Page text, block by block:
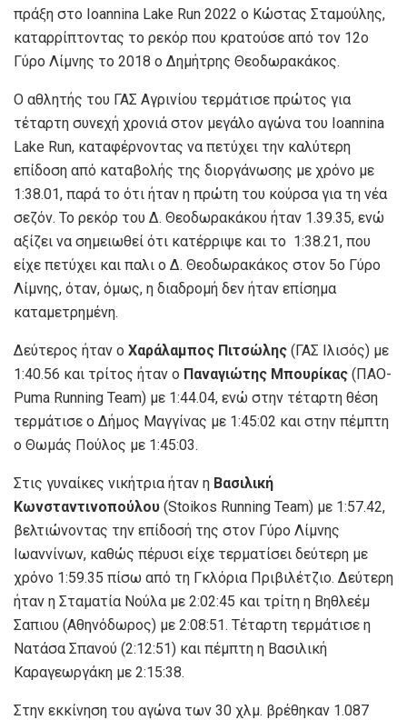
πράξη στο Ioannina Lake Run 2022 o Κώστας Σταμούλης,
καταρρίπτοντας το ρεκόρ που κρατούσε από τον 12ο
Γύρο Λίμνης το 2018 ο Δημήτρης Θεοδωρακάκος.
Ο αθλητής του ΓΑΣ Αγρινίου τερμάτισε πρώτος για
τέταρτη συνεχή χρονιά στον μεγάλο αγώνα του Ioannina
Lake Run, καταφέρνοντας να πετύχει την καλύτερη
επίδοση από καταβολής της διοργάνωσης με χρόνο με
1:38.01, παρά το ότι ήταν η πρώτη του κούρσα για τη νέα
σεζόν. Το ρεκόρ του Δ. Θεοδωρακάκου ήταν 1.39.35, ενώ
αξίζει να σημειωθεί ότι κατέρριψε και το 1:38.21, που
είχε πετύχει και παλι ο Δ. Θεοδωρακάκος στον 5ο Γύρο
Λίμνης, όταν, όμως, η διαδρομή δεν ήταν επίσημα
καταμετρημένη.
Δεύτερος ήταν ο Χαράλαμπος Πιτσώλης (ΓΑΣ Ιλισός) με
1:40.56 και τρίτος ήταν ο Παναγιώτης Μπουρίκας (ΠΑΟ-
Puma Running Team) με 1:44.04, ενώ στην τέταρτη θέση
τερμάτισε ο Δήμος Μαγγίνας με 1:45:02 και στην πέμπτη
ο Θωμάς Πούλος με 1:45:03.
Στις γυναίκες νικήτρια ήταν η Βασιλική
Κωνσταντινοπούλου (Stoikos Running Team) με 1:57.42,
βελτιώνοντας την επίδοσή της στον Γύρο Λίμνης
Ιωαννίνων, καθώς πέρυσι είχε τερματίσει δεύτερη με
χρόνο 1:59.35 πίσω από τη Γκλόρια Πριβιλέτζιο. Δεύτερη
ήταν η Σταματία Νούλα με 2:02:45 και τρίτη η Βηθλεέμ
Σαπιου (Αθηνόδωρος) με 2:08:51. Τέταρτη τερμάτισε η
Νατάσα Σπανού (2:12:51) και πέμπτη η Βασιλική
Καραγεωργάκη με 2:15:38.
Στην εκκίνηση του αγώνα των 30 χλμ. βρέθηκαν 1.087